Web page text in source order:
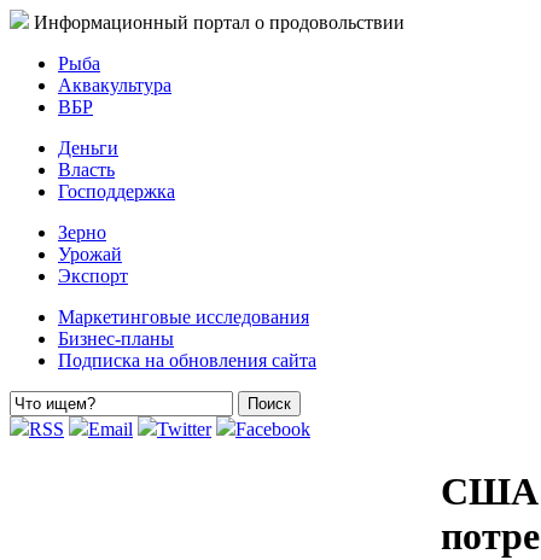
Информационный портал о продовольствии
Рыба
Аквакультура
ВБР
Деньги
Власть
Господдержка
Зерно
Урожай
Экспорт
Маркетинговые исследования
Бизнес-планы
Подписка на обновления сайта
RSS Email Twitter Facebook
США